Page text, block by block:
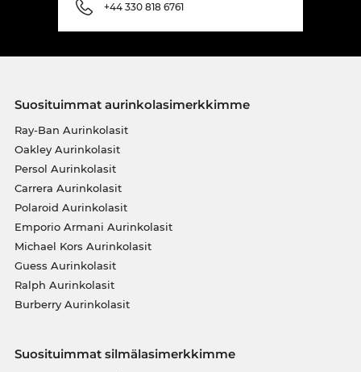
+44 330 818 6761
Suosituimmat aurinkolasimerkkimme
Ray-Ban Aurinkolasit
Oakley Aurinkolasit
Persol Aurinkolasit
Carrera Aurinkolasit
Polaroid Aurinkolasit
Emporio Armani Aurinkolasit
Michael Kors Aurinkolasit
Guess Aurinkolasit
Ralph Aurinkolasit
Burberry Aurinkolasit
Suosituimmat silmälasimerkkimme